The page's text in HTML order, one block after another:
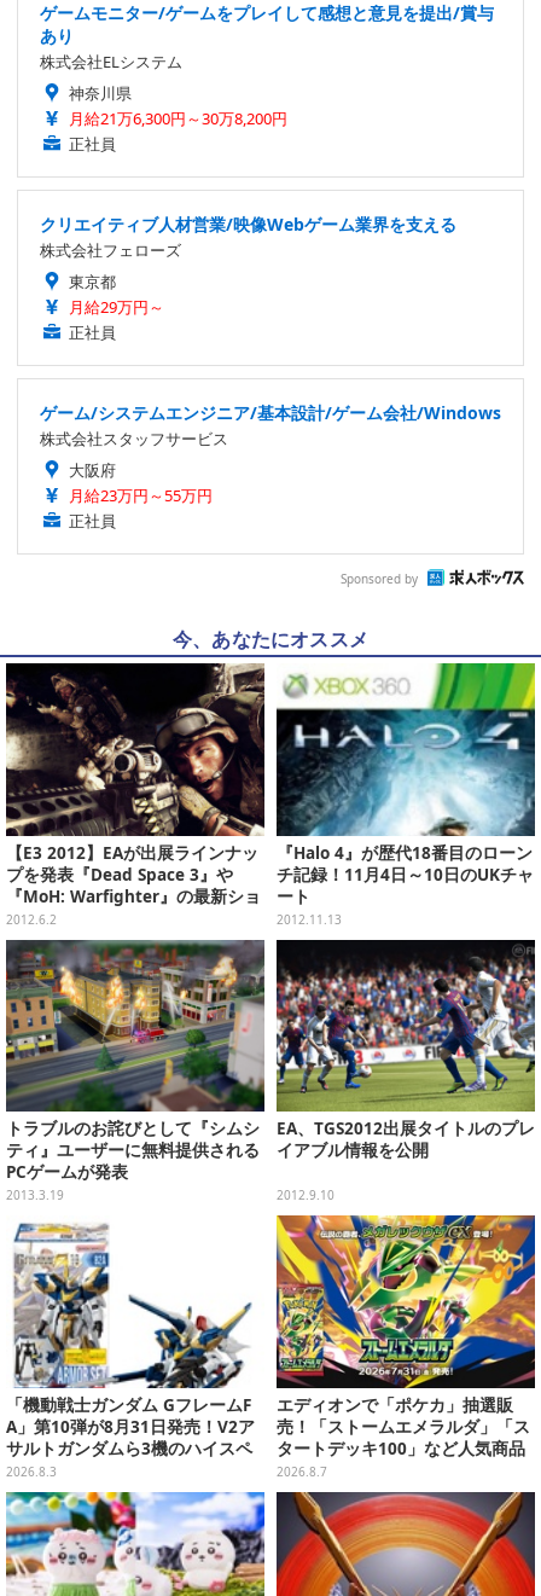
ゲームモニター/ゲームをプレイして感想と意見を提出/賞与
あり
株式会社ELシステム
神奈川県
月給21万6,300円～30万8,200円
正社員
クリエイティブ人材営業/映像Webゲーム業界を支える
株式会社フェローズ
東京都
月給29万円～
正社員
ゲーム/システムエンジニア/基本設計/ゲーム会社/Windows
株式会社スタッフサービス
大阪府
月給23万円～55万円
正社員
Sponsored by
今、あなたにオススメ
【E3 2012】EAが出展ラインナッ
プを発表『Dead Space 3』や
『MoH: Warfighter』の最新ショ
ットも公開
2012.6.2
『Halo 4』が歴代18番目のローン
チ記録！11月4日～10日のUKチャ
ート
2012.11.13
トラブルのお詫びとして『シムシ
ティ』ユーザーに無料提供される
PCゲームが発表
2013.3.19
EA、TGS2012出展タイトルのプレ
イアブル情報を公開
2012.9.10
「機動戦士ガンダム GフレームF
A」第10弾が8月31日発売！V2ア
サルトガンダムら3機のハイスペ
ック可動フィギュア
2026.8.3
エディオンで「ポケカ」抽選販
売！「ストームエメラルダ」「ス
タートデッキ100」など人気商品
が対象
2026.8.7